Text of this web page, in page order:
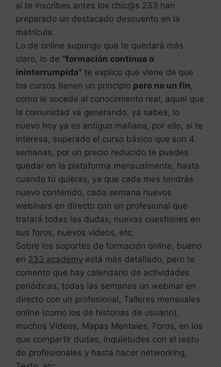
si te inscribes antes los chic@s 233 han
preparado un destacado descuento en la
matrícula.
Lo de online supongo que te quedará más
claro, lo de “formación continua o
ininterrumpida” te explico que viene de que
los cursos tienen un principio pero no un fin,
como le sucede al conocimiento real, aquel que
la comunidad va generando, ya sabes, lo
nuevo hoy ya es antiguo mañana, por ello, si te
interesa, superado el curso básico que son 4
semanas, por un precio reducido te puedes
quedar en la plataforma mensualmente, hasta
cuando tú quieras, ya que cada mes tendrás
nuevo contenido, cada semana nuevos
webinars en directo con un profesional que
tratará todas las dudas, nuevas cuestiones en
sus foros, nuevos vídeos, etc.
Sobre los soportes de formación online, bueno
en 233 academy está más detallado, pero te
comento que hay calendario de actividades
periódicas, todas las semanas un webinar en
directo con un profesional, Talleres mensuales
online (como los de historias de usuario),
muchos Vídeos, Mapas Mentales, Foros, en los
que compartir dudas, inquietudes con el resto
de profesionales y hasta hacer networking,